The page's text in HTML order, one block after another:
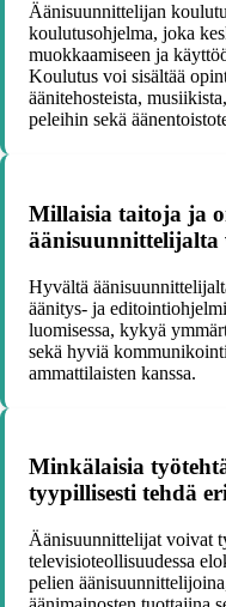
Äänisuunnittelijan
koulutusohjelma, joka
muokkaamiseen ja
Koulutus voi sisältää
äänitehosteista,
peleihin sekä
Millaisia taitoja ja
äänisuunnittelijalta
Hyvältä
äänitys- ja
luomisessa, kykyä
sekä hyviä
ammattilaisten kanssa.
Minkälaisia
tyypillisesti tehdä
Äänisuunnittelijat voivat
televisioteollisuudessa
pelien